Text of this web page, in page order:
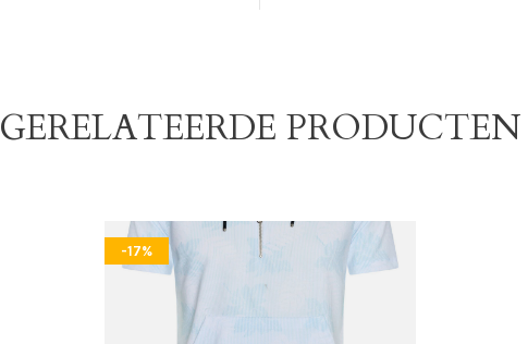
GERELATEERDE PRODUCTEN
-17%